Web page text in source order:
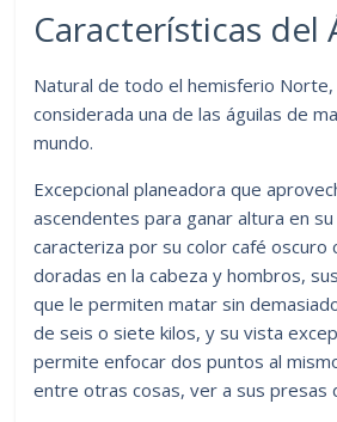
Características del
Natural de todo el hemisferio
considerada una de las águilas de
mundo.
Excepcional planeadora que
ascendentes para ganar altura en
caracteriza por su color café oscuro
doradas en la cabeza y hombros,
que le permiten matar sin
de seis o siete kilos, y su vista
permite enfocar dos puntos al
entre otras cosas, ver a sus presas